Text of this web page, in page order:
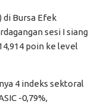
di Bursa Efek
sesi I siang
poin ke level
4 indeks sektoral
-0,79%,